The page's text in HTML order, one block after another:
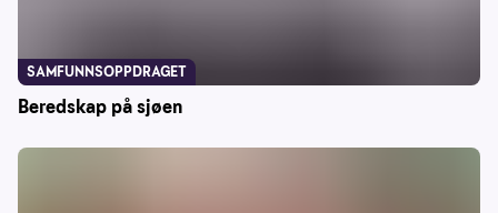
Beredskap på sjøen
SAMFUNNSOPPDRAGET